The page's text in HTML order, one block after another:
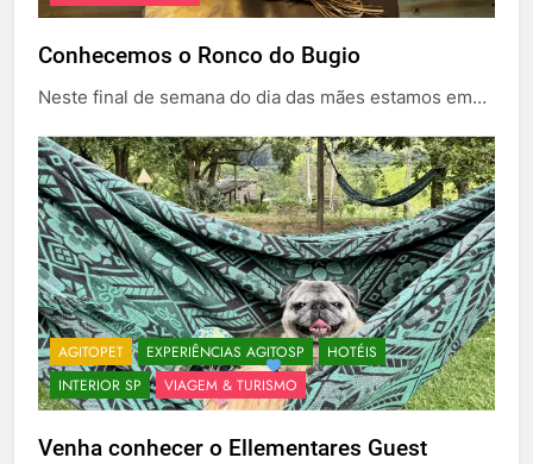
Conhecemos o Ronco do Bugio
Neste final de semana do dia das mães estamos em…
AGITOPET EXPERIÊNCIAS AGITOSP
HOTÉIS
INTERIOR SP
VIAGEM & TURISMO
Venha conhecer o Ellementares Guest